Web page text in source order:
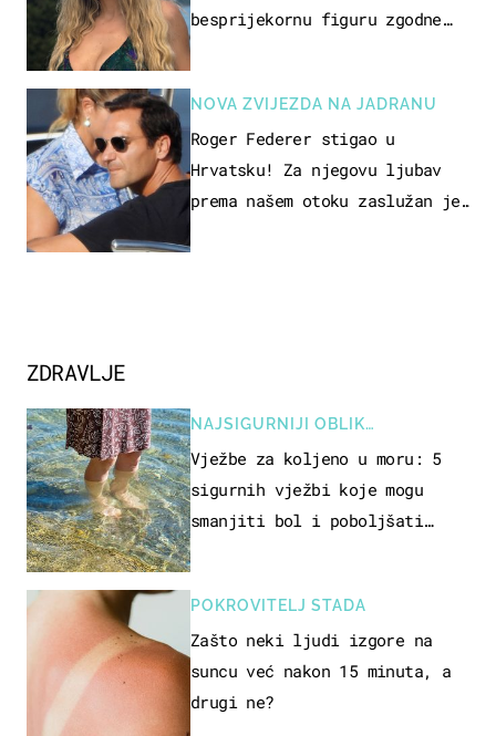
besprijekornu figuru zgodne
NOVA ZVIJEZDA NA JADRANU
Roger Federer stigao u
Hrvatsku! Za njegovu ljubav
prema našem otoku zaslužan je
ZDRAVLJE
NAJSIGURNIJI OBLIK
REKREACIJE
Vježbe za koljeno u moru: 5
sigurnih vježbi koje mogu
smanjiti bol i poboljšati
POKROVITELJ STADA
Zašto neki ljudi izgore na
suncu već nakon 15 minuta, a
drugi ne?